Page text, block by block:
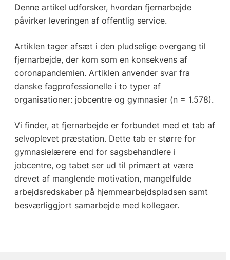
Denne artikel udforsker, hvordan fjernarbejde
påvirker leveringen af offentlig service.
Artiklen tager afsæt i den pludselige overgang til
fjernarbejde, der kom som en konsekvens af
coronapandemien. Artiklen anvender svar fra
danske fagprofessionelle i to typer af
organisationer: jobcentre og gymnasier (n = 1.578).
Vi finder, at fjernarbejde er forbundet med et tab af
selvoplevet præstation. Dette tab er større for
gymnasielærere end for sagsbehandlere i
jobcentre, og tabet ser ud til primært at være
drevet af manglende motivation, mangelfulde
arbejdsredskaber på hjemmearbejdspladsen samt
besværliggjort samarbejde med kollegaer.